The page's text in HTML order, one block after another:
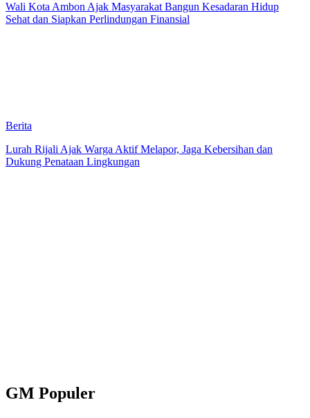
Wali Kota Ambon Ajak Masyarakat Bangun Kesadaran Hidup
Sehat dan Siapkan Perlindungan Finansial
Berita
Lurah Rijali Ajak Warga Aktif Melapor, Jaga Kebersihan dan
Dukung Penataan Lingkungan
GM Populer